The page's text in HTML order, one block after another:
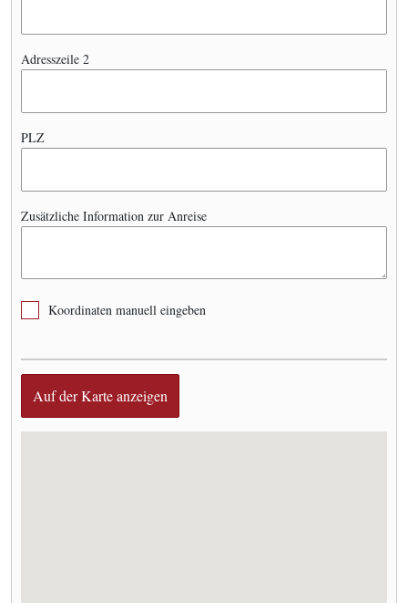
Adresszeile 2
PLZ
Zusätzliche Information zur Anreise
Koordinaten manuell eingeben